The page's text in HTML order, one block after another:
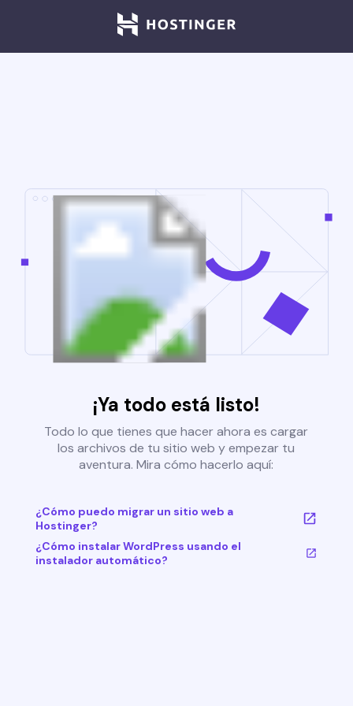
¡Ya todo está listo!
Todo lo que tienes que hacer ahora es cargar
los archivos de tu sitio web y empezar tu
aventura. Mira cómo hacerlo aquí:
¿Cómo puedo migrar un sitio web a
Hostinger?
¿Cómo instalar WordPress usando el
instalador automático?